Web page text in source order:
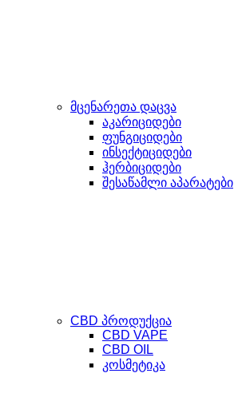
მცენარეთა დაცვა
აკარიციდები
ფუნგიციდები
ინსექტიციდები
ჰერბიციდები
შესაწამლი აპარატები
CBD პროდუქცია
CBD VAPE
CBD OIL
კოსმეტიკა